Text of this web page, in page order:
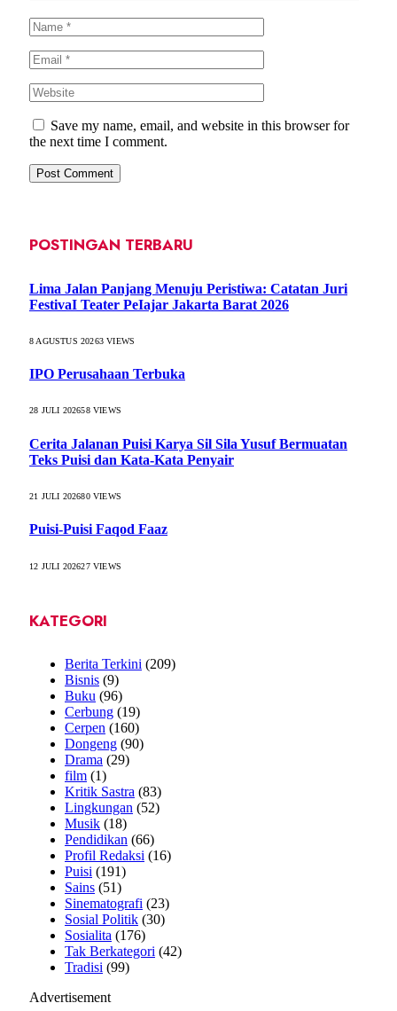
Save my name, email, and website in this browser for
the next time I comment.
POSTINGAN TERBARU
Lima Jalan Panjang Menuju Peristiwa: Catatan Juri
FestivaI Teater PeIajar Jakarta Barat 2026
8 AGUSTUS 20263VIEWS
IPO Perusahaan Terbuka
28 JULI 202658VIEWS
Cerita Jalanan Puisi Karya Sil Sila Yusuf Bermuatan
Teks Puisi dan Kata-Kata Penyair
21 JULI 202680VIEWS
Puisi-Puisi Faqod Faaz
12 JULI 202627VIEWS
KATEGORI
Berita Terkini (209)
Bisnis (9)
Buku (96)
Cerbung (19)
Cerpen (160)
Dongeng (90)
Drama (29)
film (1)
Kritik Sastra (83)
Lingkungan (52)
Musik (18)
Pendidikan (66)
Profil Redaksi (16)
Puisi (191)
Sains (51)
Sinematografi (23)
Sosial Politik (30)
Sosialita (176)
Tak Berkategori (42)
Tradisi (99)
Advertisement